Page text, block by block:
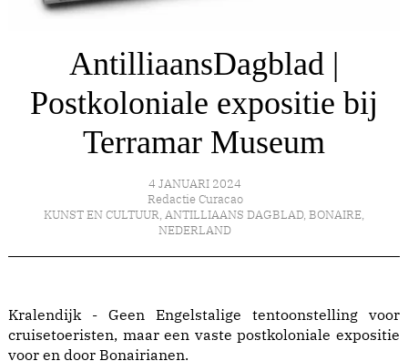
AntilliaansDagblad |
Postkoloniale expositie bij
Terramar Museum
4 JANUARI 2024
Redactie Curacao
KUNST EN CULTUUR, ANTILLIAANS DAGBLAD, BONAIRE,
NEDERLAND
Kralendijk - Geen Engelstalige tentoonstelling voor
cruisetoeristen, maar een vaste postkoloniale expositie
voor en door Bonairianen.